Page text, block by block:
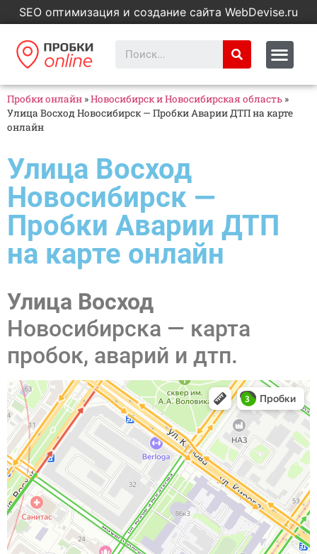
SEO оптимизация и создание сайта WebDevise.ru
Пробки онлайн »Новосибирск и Новосибирская область »
Улица Восход Новосибирск — Пробки Аварии ДТП на карте
онлайн
Улица Восход
Новосибирск —
Пробки Аварии ДТП
на карте онлайн
Улица Восход
Новосибирска — карта
пробок, аварий и дтп.